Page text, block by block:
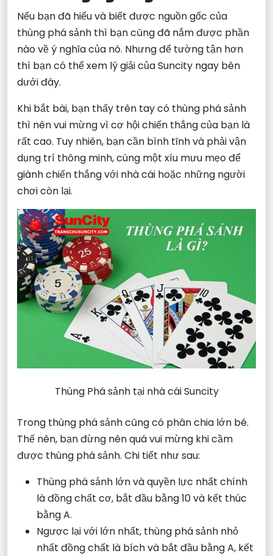
Nếu bạn đã hiểu và biết được nguồn gốc của
thùng phá sảnh thì bạn cũng đã nắm được phần
nào về ý nghĩa của nó. Nhưng để tường tận hơn
thì bạn có thể xem lý giải của Suncity ngay bên
dưới đây.
Khi bắt bài, bạn thấy trên tay có thùng phá sảnh
thì nên vui mừng vì cơ hội chiến thắng của bạn là
rất cao. Tuy nhiên, bạn cần bình tĩnh và phải vận
dụng trí thông minh, cùng một xíu mưu mẹo để
giành chiến thắng với nhà cái hoặc những người
chơi còn lại.
Thùng Phá sảnh tại nhà cái Suncity
Trong thùng phá sảnh cũng có phân chia lớn bé.
Thế nên, bạn đừng nên quá vui mừng khi cầm
được thùng phá sảnh. Chi tiết như sau:
Thùng phá sảnh lớn và quyền lực nhất chính
là đồng chất cơ, bắt đầu bằng 10 và kết thúc
bằng A.
Ngược lại với lớn nhất, thùng phá sảnh nhỏ
nhất đồng chất là bích và bắt đầu bằng A, kết